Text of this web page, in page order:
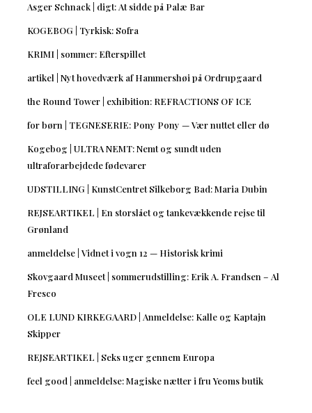
Asger Schnack | digt: At sidde på Palæ Bar
KOGEBOG | Tyrkisk: Sofra
KRIMI | sommer: Efterspillet
artikel | Nyt hovedværk af Hammershøi på Ordrupgaard
the Round Tower | exhibition: REFRACTIONS OF ICE
for børn | TEGNESERIE: Pony Pony — Vær nuttet eller dø
Kogebog | ULTRA NEMT: Nemt og sundt uden
ultraforarbejdede fødevarer
UDSTILLING | KunstCentret Silkeborg Bad: Maria Dubin
REJSEARTIKEL | En storslået og tankevækkende rejse til
Grønland
anmeldelse | Vidnet i vogn 12 — Historisk krimi
Skovgaard Museet | sommerudstilling: Erik A. Frandsen – Al
Fresco
OLE LUND KIRKEGAARD | Anmeldelse: Kalle og Kaptajn
Skipper
REJSEARTIKEL | Seks uger gennem Europa
feel good | anmeldelse: Magiske nætter i fru Yeoms butik